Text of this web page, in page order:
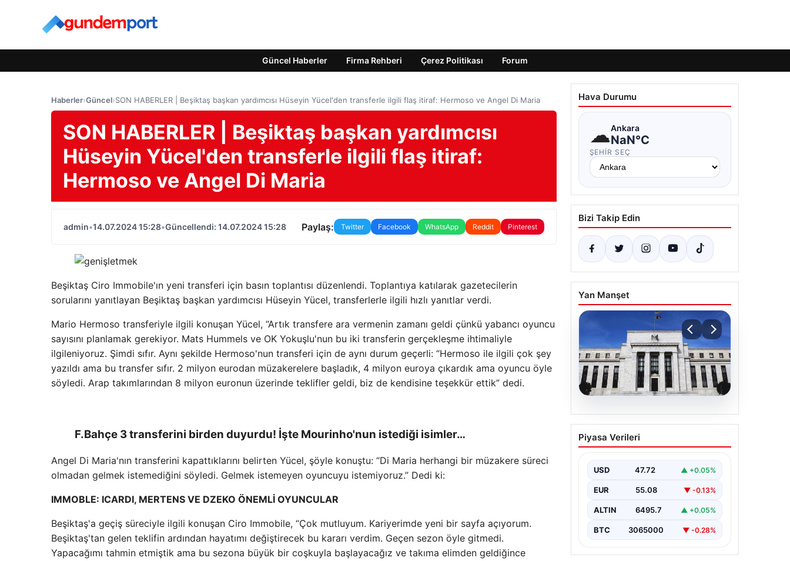
Güncel Haberler Firma Rehberi Çerez Politikası Forum
Haberler›Güncel›SON HABERLER | Beşiktaş başkan yardımcısı Hüseyin Yücel'den transferle ilgili flaş itiraf: Hermoso ve Angel Di Maria
SON HABERLER | Beşiktaş başkan yardımcısı
Hüseyin Yücel'den transferle ilgili flaş itiraf:
Hermoso ve Angel Di Maria
admin•14.07.2024 15:28•Güncellendi: 14.07.2024 15:28 Paylaş: Twitter Facebook WhatsApp Reddit Pinterest
Beşiktaş Ciro Immobile'ın yeni transferi için basın toplantısı düzenlendi. Toplantıya katılarak gazetecilerin
sorularını yanıtlayan Beşiktaş başkan yardımcısı Hüseyin Yücel, transferlerle ilgili hızlı yanıtlar verdi.
Mario Hermoso transferiyle ilgili konuşan Yücel, “Artık transfere ara vermenin zamanı geldi çünkü yabancı oyuncu
sayısını planlamak gerekiyor. Mats Hummels ve OK Yokuşlu'nun bu iki transferin gerçekleşme ihtimaliyle
ilgileniyoruz. Şimdi sıfır. Aynı şekilde Hermoso'nun transferi için de aynı durum geçerli: “Hermoso ile ilgili çok şey
yazıldı ama bu transfer sıfır. 2 milyon eurodan müzakerelere başladık, 4 milyon euroya çıkardık ama oyuncu öyle
söyledi. Arap takımlarından 8 milyon euronun üzerinde teklifler geldi, biz de kendisine teşekkür ettik” dedi.
F.Bahçe 3 transferini birden duyurdu! İşte Mourinho'nun istediği isimler…
Angel Di Maria'nın transferini kapattıklarını belirten Yücel, şöyle konuştu: “Di Maria herhangi bir müzakere süreci
olmadan gelmek istemediğini söyledi. Gelmek istemeyen oyuncuyu istemiyoruz.” Dedi ki:
IMMOBLE: ICARDI, MERTENS VE DZEKO ÖNEMLİ OYUNCULAR
Beşiktaş'a geçiş süreciyle ilgili konuşan Ciro Immobile, “Çok mutluyum. Kariyerimde yeni bir sayfa açıyorum.
Beşiktaş'tan gelen teklifin ardından hayatımı değiştirecek bu kararı verdim. Geçen sezon öyle gitmedi.
Yapacağımı tahmin etmiştik ama bu sezona büyük bir coşkuyla başlayacağız ve takıma elimden geldiğince
Hava Durumu
☁Ankara
NaN°C
ŞEHIR SEÇ
Bizi Takip Edin
Yan Manşet
06.08.2026
Fed faizi sabit tuttu
Piyasa Verileri
USD 47.72 ▲ +0.05%
EUR 55.08 ▼ -0.13%
ALTIN 6495.7 ▲ +0.05%
BTC 3065000 ▼ -0.28%